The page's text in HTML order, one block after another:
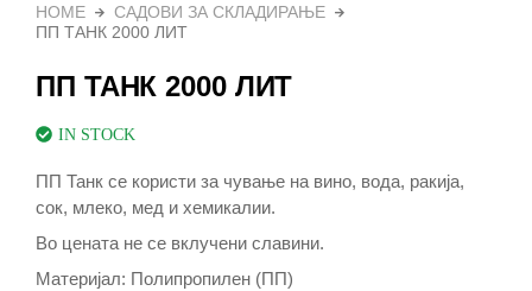
HOME
САДОВИ ЗА СКЛАДИРАЊЕ
ПП ТАНК 2000 ЛИТ
ПП ТАНК 2000 ЛИТ
IN STOCK
ПП Танк се користи за чување на вино, вода, ракија,
сок, млеко, мед и хемикалии.
Во цената не се вклучени славини.
Материјал: Полипропилен (ПП)